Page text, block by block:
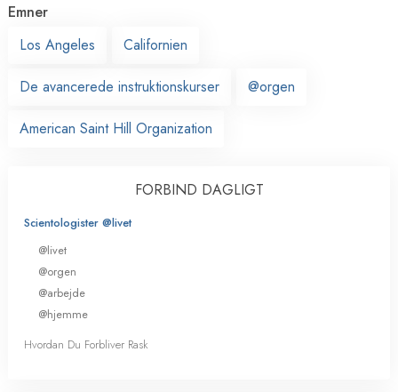
Emner
Los Angeles
Californien
De avancerede instruktionskurser @orgen
American Saint Hill Organization
FORBIND DAGLIGT
Scientologister @livet
@livet
@orgen
@arbejde
@hjemme
Hvordan Du Forbliver Rask